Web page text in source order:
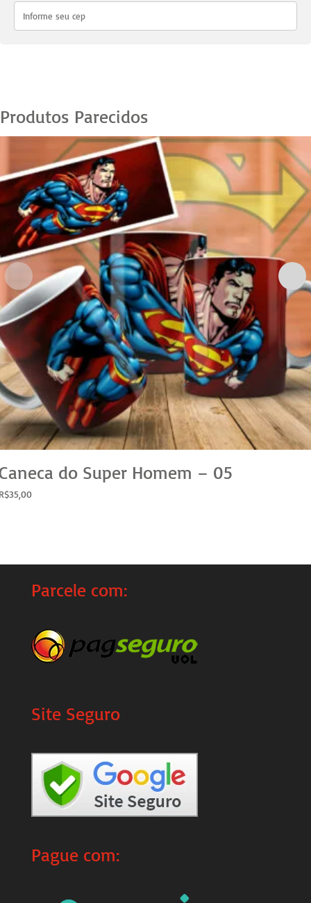
Produtos Parecidos
do Super Homem – 05
35,00
Parcele com:
Site Seguro
Pague com: